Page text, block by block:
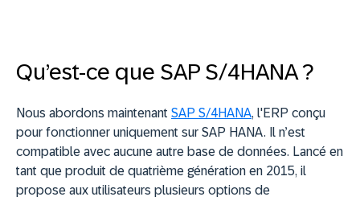
Qu’est-ce que SAP S/4HANA ?
Nous abordons maintenant SAP S/4HANA, l'ERP conçu
pour fonctionner uniquement sur SAP HANA. Il n’est
compatible avec aucune autre base de données. Lancé en
tant que produit de quatrième génération en 2015, il
propose aux utilisateurs plusieurs options de